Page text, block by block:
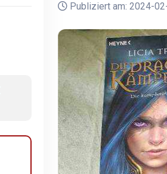
Publiziert am: 2024-